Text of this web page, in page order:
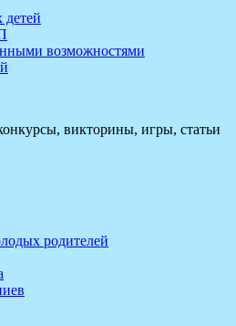
детей
возможностями
викторины, игры, статьи
родителей